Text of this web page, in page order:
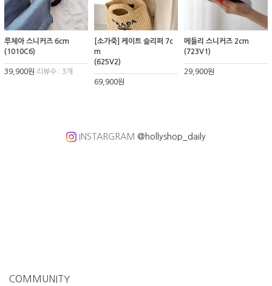
루체아 스니커즈 6cm
(1010C6)
39,900원 리뷰수 : 3개
[소가죽] 케이트 슬리퍼 7c
m
(625V2)
69,900원
메들리 스니커즈 2cm
(723V1)
29,900원
INSTARGRAM @hollyshop_daily
COMMUNITY